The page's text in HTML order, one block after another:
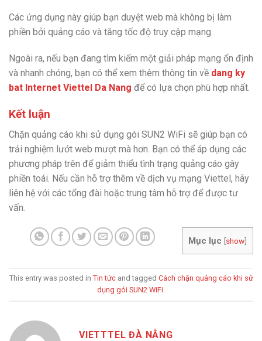
Các ứng dụng này giúp bạn duyệt web mà không bị làm
phiền bởi quảng cáo và tăng tốc độ truy cập mạng.
Ngoài ra, nếu bạn đang tìm kiếm một giải pháp mạng ổn định
và nhanh chóng, bạn có thể xem thêm thông tin về dang ky
bat Internet Viettel Da Nang để có lựa chọn phù hợp nhất.
Kết luận
Chặn quảng cáo khi sử dụng gói SUN2 WiFi sẽ giúp bạn có
trải nghiệm lướt web mượt mà hơn. Bạn có thể áp dụng các
phương pháp trên để giảm thiểu tình trạng quảng cáo gây
phiền toái. Nếu cần hỗ trợ thêm về dịch vụ mạng Viettel, hãy
liên hệ với các tổng đài hoặc trung tâm hỗ trợ để được tư
vấn.
Mục lục [show]
This entry was posted in Tin tứcand tagged Cách chặn quảng cáo khi sử
dụng gói SUN2 WiFi.
VIETTTEL ĐÀ NẴNG